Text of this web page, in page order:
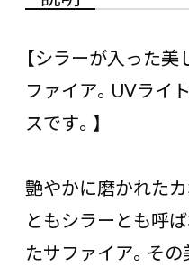
【シラーが入った
ファイア。UVライ
スです。】
艶やかに磨かれた
ともシラーとも呼
たサファイア。そ